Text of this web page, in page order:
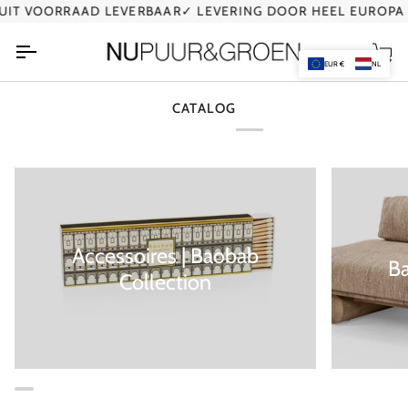
Ga
inhoud
VOORRAAD LEVERBAAR✓ LEVERING DOOR HEEL EUROPA
CATALOG
Accessoires | Baobab
Collection
EUR € NL